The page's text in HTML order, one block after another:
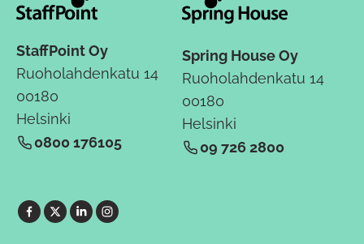
StaffPoint Oy
Ruoholahdenkatu 14
00180
Helsinki
0800 176105
Spring House Oy
Ruoholahdenkatu 14
00180
Helsinki
09 726 2800